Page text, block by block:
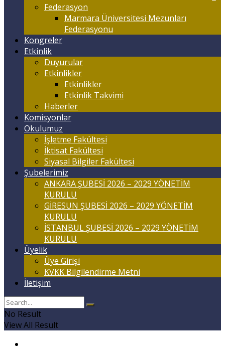
Federasyon
Marmara Üniversitesi Mezunları
Federasyonu
Kongreler
Etkinlik
Duyurular
Etkinlikler
Etkinlikler
Etkinlik Takvimi
Haberler
Komisyonlar
Okulumuz
İşletme Fakültesi
İktisat Fakültesi
Siyasal Bilgiler Fakültesi
Şubelerimiz
ANKARA ŞUBESİ 2026 – 2029 YÖNETİM
KURULU
GİRESUN ŞUBESİ 2026 – 2029 YÖNETİM
KURULU
İSTANBUL ŞUBESİ 2026 – 2029 YÖNETİM
KURULU
Üyelik
Üye Girişi
KVKK Bilgilendirme Metni
İletişim
No Result
View All Result